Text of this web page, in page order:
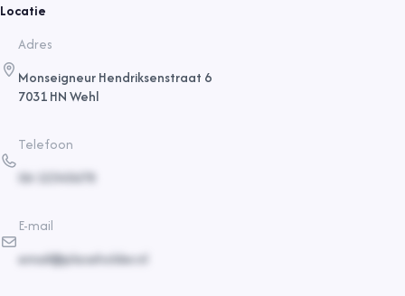
Locatie
Adres
Monseigneur Hendriksenstraat 6
7031 HN Wehl
Telefoon
06-12345678
E-mail
email@placeholder.nl